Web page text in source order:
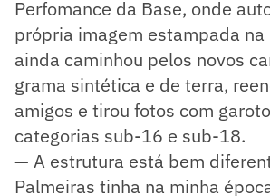
Perfomance da Base, onde
própria imagem estampada na
ainda caminhou pelos novos
grama sintética e de terra,
amigos e tirou fotos com
categorias sub-16 e sub-18.
— A estrutura está bem
Palmeiras tinha na minha